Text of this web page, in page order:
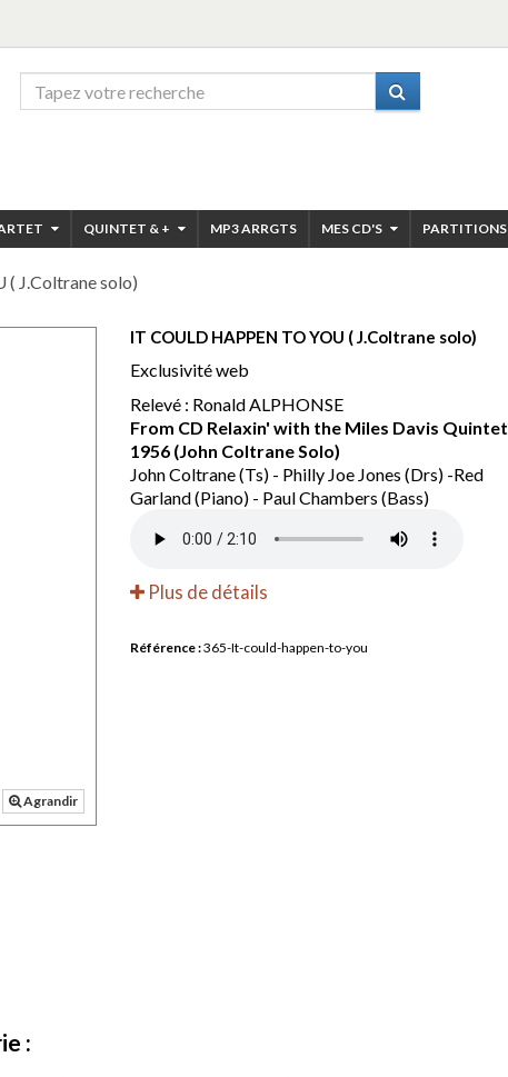
QUINTET & + MP3 ARRGTS MES CD'S PARTITIONS
( J.Coltrane solo)
Agrandir
IT COULD HAPPEN TO YOU ( J.Coltrane solo)
Exclusivité web
Relevé : Ronald ALPHONSE
From CD Relaxin' with the Miles Davis Quintet
1956 (John Coltrane Solo)
John Coltrane (Ts) - Philly Joe Jones (Drs) -Red
Garland (Piano) - Paul Chambers (Bass)
Plus de détails
Référence :365-It-could-happen-to-you
: